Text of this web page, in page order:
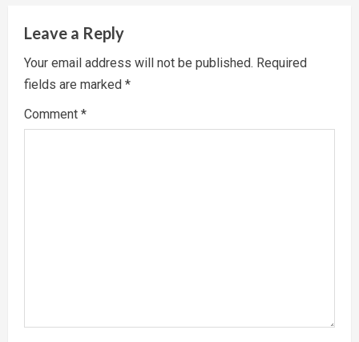
v
i
g
Leave a Reply
Your email address will not be published. Required
fields are marked *
Comment *